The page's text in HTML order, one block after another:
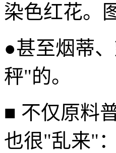
染色红花。
●甚至烟蒂
秤"的。
■ 不仅原料
也很"乱来"：